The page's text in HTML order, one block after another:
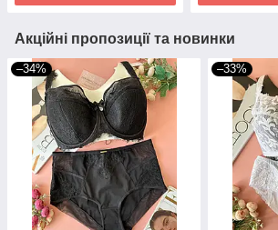
Акційні пропозиції та новинки
–34% –33%